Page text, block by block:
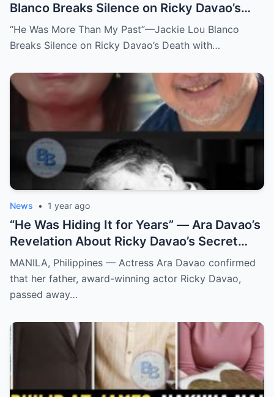
Blanco Breaks Silence on Ricky Davao’s
Death with Heartfelt Farewell
“He Was More Than My Past”—Jackie Lou Blanco
Breaks Silence on Ricky Davao’s Death with…
News • 1 year ago
“He Was Hiding It for Years” — Ara Davao’s
Revelation About Ricky Davao’s Secret
Illness Before Death Leaves Everyone
Speechless
MANILA, Philippines — Actress Ara Davao confirmed
that her father, award-winning actor Ricky Davao,
passed away…